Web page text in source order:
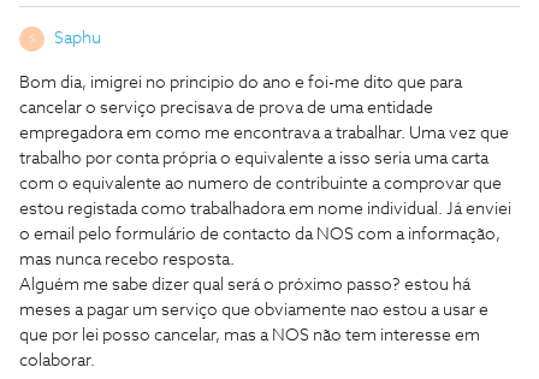
S Saphu
Bom dia, imigrei no principio do ano e foi-me dito que para
cancelar o serviço precisava de prova de uma entidade
empregadora em como me encontrava a trabalhar. Uma vez que
trabalho por conta própria o equivalente a isso seria uma carta
com o equivalente ao numero de contribuinte a comprovar que
estou registada como trabalhadora em nome individual. Já enviei
o email pelo formulário de contacto da NOS com a informação,
mas nunca recebo resposta.
Alguém me sabe dizer qual será o próximo passo? estou há
meses a pagar um serviço que obviamente nao estou a usar e
que por lei posso cancelar, mas a NOS não tem interesse em
colaborar.